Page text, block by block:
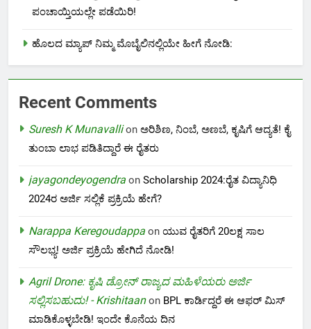
ಪಂಚಾಯ್ತಿಯಲ್ಲೇ ಪಡೆಯಿರಿ!
ಹೊಲದ ಮ್ಯಾಪ್ ನಿಮ್ಮ ಮೊಬೈಲಿನಲ್ಲಿಯೇ ಹೀಗೆ ನೋಡಿ:
Recent Comments
Suresh K Munavallion ಅರಿಶಿಣ, ನಿಂಬೆ, ಅಣಬೆ, ಕೃಷಿಗೆ ಆದ್ಯತೆ! ಕೈ
ತುಂಬಾ ಲಾಭ ಪಡಿತಿದ್ದಾರೆ ಈ ರೈತರು
jayagondeyogendra on Scholarship 2024:ರೈತ ವಿದ್ಯಾನಿಧಿ
2024ರ ಅರ್ಜಿ ಸಲ್ಲಿಕೆ ಪ್ರಕ್ರಿಯೆ ಹೇಗೆ?
Narappa Keregoudappa on ಯುವ ರೈತರಿಗೆ 20ಲಕ್ಷ ಸಾಲ
ಸೌಲಭ್ಯ! ಅರ್ಜಿ ಪ್ರಕ್ರಿಯೆ ಹೇಗಿದೆ ನೋಡಿ!
Agril Drone: ಕೃಷಿ ಡ್ರೋನ್ ರಾಜ್ಯದ ಮಹಿಳೆಯರು ಅರ್ಜಿ
ಸಲ್ಲಿಸಬಹುದು! - Krishitaanon BPL ಕಾರ್ಡಿದ್ದರೆ ಈ ಆಫರ್ ಮಿಸ್
ಮಾಡಿಕೊಳ್ಳಬೇಡಿ! ಇಂದೇ ಕೊನೆಯ ದಿನ